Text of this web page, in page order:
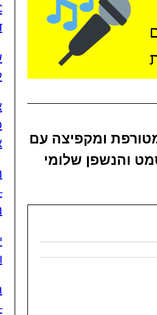
ומקפיצה עם
והנשפן שלומי